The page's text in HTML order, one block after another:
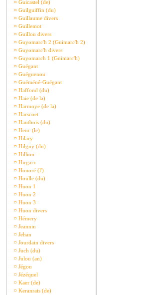
¤ Guicastel (de)
¤ Guilguiffin (du)
¤ Guillaume divers
¤ Guillemot
¤ Guillou divers
¤ Guyomarc'h 2 (Guimarc'h 2)
¤ Guyomarc'h divers
¤ Guyomarch 1 (Guimarc'h)
¤ Guégant
¤ Guéguenou
¤ Guéméné-Guégant
¤ Haffond (du)
¤ Haie (de la)
¤ Harmoye (de la)
¤ Harscoet
¤ Hautbois (du)
¤ Heuc (le)
¤ Hilary
¤ Hilguy (du)
¤ Hillion
¤ Hirgarz
¤ Honoré (l')
¤ Houlle (du)
¤ Huon 1
¤ Huon 2
¤ Huon 3
¤ Huon divers
¤ Hémery
¤ Jeannin
¤ Jehan
¤ Jourdain divers
¤ Juch (du)
¤ Julou (an)
¤ Jégou
¤ Jézéquel
¤ Kaer (de)
¤ Keranrais (de)